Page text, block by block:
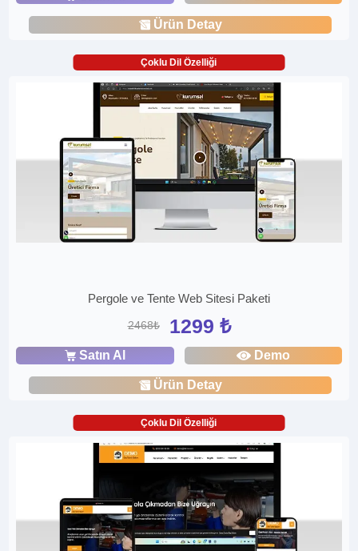
Ürün Detay
Çoklu Dil Özelliği
Pergole ve Tente Web Sitesi Paketi
2468₺ 1299 ₺
Satın Al Demo
Ürün Detay
Çoklu Dil Özelliği